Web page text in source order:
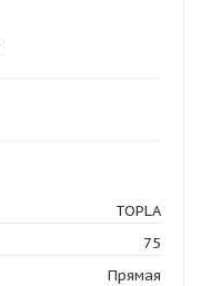
TOPLA
75
Прямая